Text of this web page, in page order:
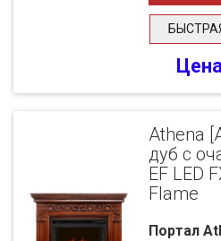
Athena
дуб с
EF LED
Flame
Портал